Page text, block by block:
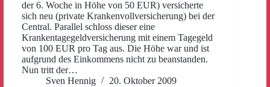
der 6. Woche in Höhe von 50 EUR) versicherte
sich neu (private Krankenvollversicherung) bei der
Central. Parallel schloss dieser eine
Krankentagegeldversicherung mit einem Tagegeld
von 100 EUR pro Tag aus. Die Höhe war und ist
aufgrund des Einkommens nicht zu beanstanden.
Nun tritt der…
Sven Hennig
20. Oktober 2009